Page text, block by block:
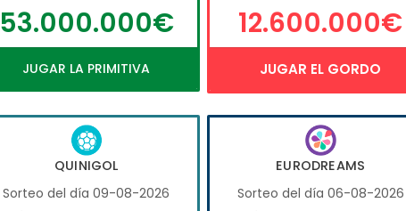
53.000.000€
JUGAR LA PRIMITIVA
12.600.000€
JUGAR EL GORDO
QUINIGOL
Sorteo del día 09-08-2026
EURODREAMS
Sorteo del día 06-08-2026